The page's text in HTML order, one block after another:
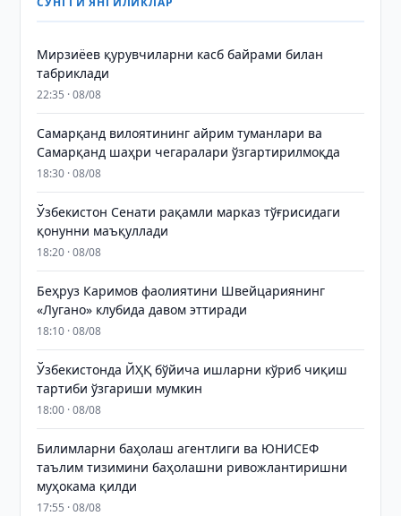
Мирзиёев қурувчиларни касб байрами билан
табриклади
22:35 · 08/08
Самарқанд вилоятининг айрим туманлари ва
Самарқанд шаҳри чегаралари ўзгартирилмоқда
18:30 · 08/08
Ўзбекистон Сенати рақамли марказ тўғрисидаги
қонунни маъқуллади
18:20 · 08/08
Беҳруз Каримов фаолиятини Швейцариянинг
«Лугано» клубида давом эттиради
18:10 · 08/08
Ўзбекистонда ЙҲҚ бўйича ишларни кўриб чиқиш
тартиби ўзгариши мумкин
18:00 · 08/08
Билимларни баҳолаш агентлиги ва ЮНИСЕФ
таълим тизимини баҳолашни ривожлантиришни
муҳокама қилди
17:55 · 08/08